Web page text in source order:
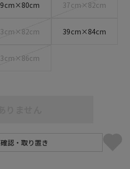
37cm×82cm
39cm×84cm